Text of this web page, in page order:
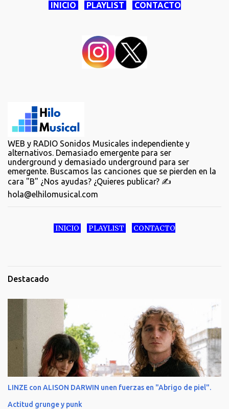
INICIO PLAYLIST CONTACTO
WEB y RADIO Sonidos Musicales independiente y
alternativos. Demasiado emergente para ser
underground y demasiado underground para ser
emergente. Buscamos las canciones que se pierden en la
cara "B" ¿Nos ayudas? ¿Quieres publicar? ✍️
hola@elhilomusical.com
INICIO PLAYLIST CONTACTO
Destacado
LINZE con ALISON DARWIN unen fuerzas en "Abrigo de piel".
Actitud grunge y punk